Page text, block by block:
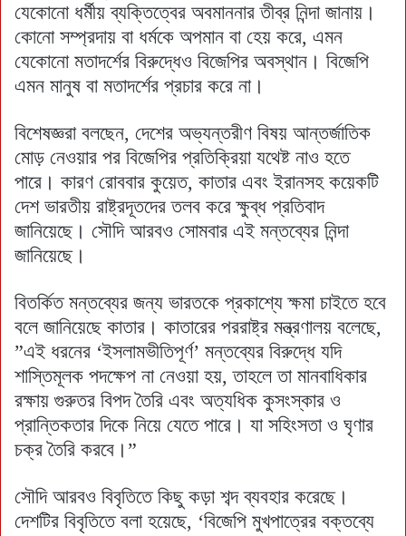
যেকোনো ধর্মীয় ব্যক্তিত্বের অবমাননার তীব্র নিন্দা জানায়।
কোনো সম্প্রদায় বা ধর্মকে অপমান বা হেয় করে, এমন
যেকোনো মতাদর্শের বিরুদ্ধেও বিজেপির অবস্থান। বিজেপি
এমন মানুষ বা মতাদর্শের প্রচার করে না।
বিশেষজ্ঞরা বলছেন, দেশের অভ্যন্তরীণ বিষয় আন্তর্জাতিক
মোড় নেওয়ার পর বিজেপির প্রতিক্রিয়া যথেষ্ট নাও হতে
পারে। কারণ রোববার কুয়েত, কাতার এবং ইরানসহ কয়েকটি
দেশ ভারতীয় রাষ্ট্রদূতদের তলব করে ক্ষুব্ধ প্রতিবাদ
জানিয়েছে। সৌদি আরবও সোমবার এই মন্তব্যের নিন্দা
জানিয়েছে।
বিতর্কিত মন্তব্যের জন্য ভারতকে প্রকাশ্যে ক্ষমা চাইতে হবে
বলে জানিয়েছে কাতার। কাতারের পররাষ্ট্র মন্ত্রণালয় বলেছে,
”এই ধরনের ‘ইসলামভীতিপূর্ণ’ মন্তব্যের বিরুদ্ধে যদি
শাস্তিমূলক পদক্ষেপ না নেওয়া হয়, তাহলে তা মানবাধিকার
রক্ষায় গুরুতর বিপদ তৈরি এবং অত্যধিক কুসংস্কার ও
প্রান্তিকতার দিকে নিয়ে যেতে পারে। যা সহিংসতা ও ঘৃণার
চক্র তৈরি করবে।”
সৌদি আরবও বিবৃতিতে কিছু কড়া শব্দ ব্যবহার করেছে।
দেশটির বিবৃতিতে বলা হয়েছে, ‘বিজেপি মুখপাত্রের বক্তব্যে